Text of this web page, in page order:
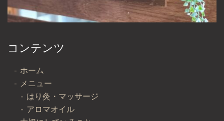
コンテンツ
ホーム
メニュー
はり灸・マッサージ
アロマオイル